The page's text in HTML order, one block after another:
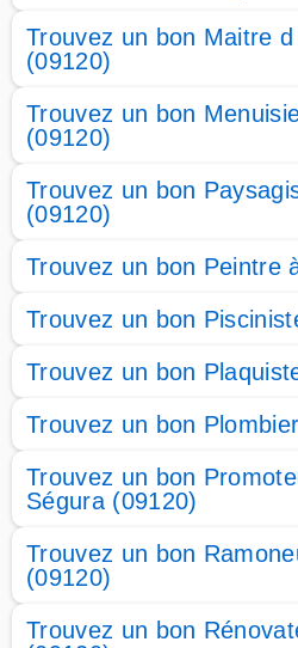
Trouvez un bon Maitre
(09120)
Trouvez un bon
(09120)
Trouvez un bon
(09120)
Trouvez un bon Peintre
Trouvez un bon
Trouvez un bon
Trouvez un bon
Trouvez un bon
Ségura (09120)
Trouvez un bon
(09120)
Trouvez un bon